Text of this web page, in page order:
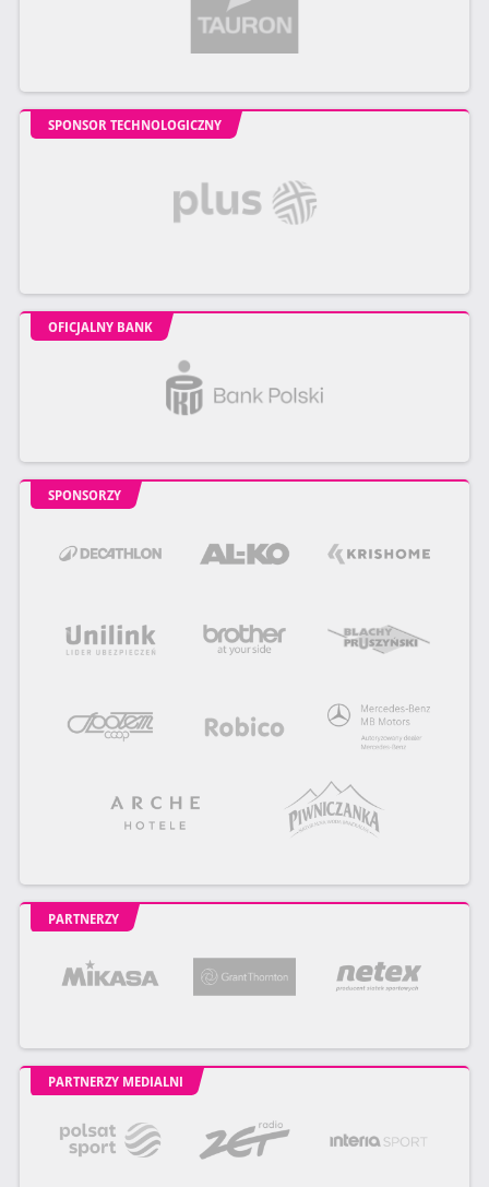
SPONSOR TECHNOLOGICZNY
OFICJALNY BANK
SPONSORZY
PARTNERZY
PARTNERZY MEDIALNI